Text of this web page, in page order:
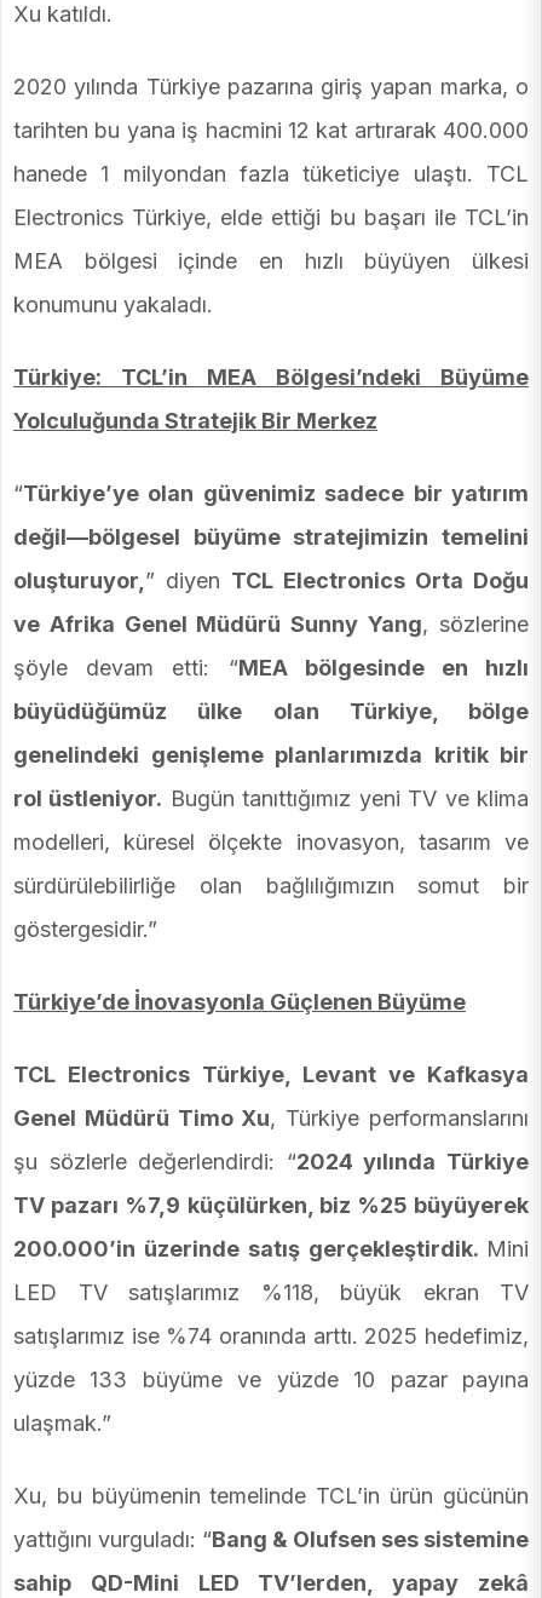
Xu katıldı.
2020 yılında Türkiye pazarına giriş yapan marka, o
tarihten bu yana iş hacmini 12 kat artırarak 400.000
hanede 1 milyondan fazla tüketiciye ulaştı. TCL
Electronics Türkiye, elde ettiği bu başarı ile TCL’in
MEA bölgesi içinde en hızlı büyüyen ülkesi
konumunu yakaladı.
Türkiye: TCL’in MEA Bölgesi’ndeki Büyüme
Yolculuğunda Stratejik Bir Merkez
“Türkiye’ye olan güvenimiz sadece bir yatırım
değil—bölgesel büyüme stratejimizin temelini
oluşturuyor,” diyen TCL Electronics Orta Doğu
ve Afrika Genel Müdürü Sunny Yang, sözlerine
şöyle devam etti: “MEA bölgesinde en hızlı
büyüdüğümüz ülke olan Türkiye, bölge
genelindeki genişleme planlarımızda kritik bir
rol üstleniyor. Bugün tanıttığımız yeni TV ve klima
modelleri, küresel ölçekte inovasyon, tasarım ve
sürdürülebilirliğe olan bağlılığımızın somut bir
göstergesidir.”
Türkiye’de İnovasyonla Güçlenen Büyüme
TCL Electronics Türkiye, Levant ve Kafkasya
Genel Müdürü Timo Xu, Türkiye performanslarını
şu sözlerle değerlendirdi: “2024 yılında Türkiye
TV pazarı %7,9 küçülürken, biz %25 büyüyerek
200.000’in üzerinde satış gerçekleştirdik. Mini
LED TV satışlarımız %118, büyük ekran TV
satışlarımız ise %74 oranında arttı. 2025 hedefimiz,
yüzde 133 büyüme ve yüzde 10 pazar payına
ulaşmak.”
Xu, bu büyümenin temelinde TCL’in ürün gücünün
yattığını vurguladı: “Bang & Olufsen ses sistemine
sahip QD-Mini LED TV’lerden, yapay zekâ